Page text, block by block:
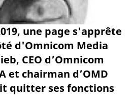
une page s'apprête
d'Omnicom Media
CEO d’Omnicom
et chairman d’OMD
quitter ses fonctions